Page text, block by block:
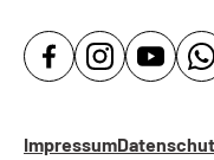
Impressum